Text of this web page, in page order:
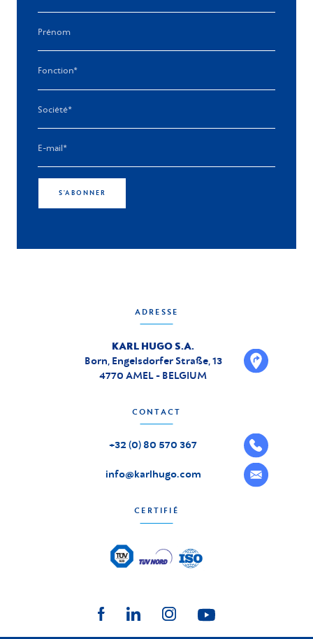
S'ABONNER
ADRESSE
KARL HUGO S.A.
Born, Engelsdorfer Straße, 13
4770 AMEL - BELGIUM
CONTACT
+32 (0) 80 570 367
info@karlhugo.com
CERTIFIÉ